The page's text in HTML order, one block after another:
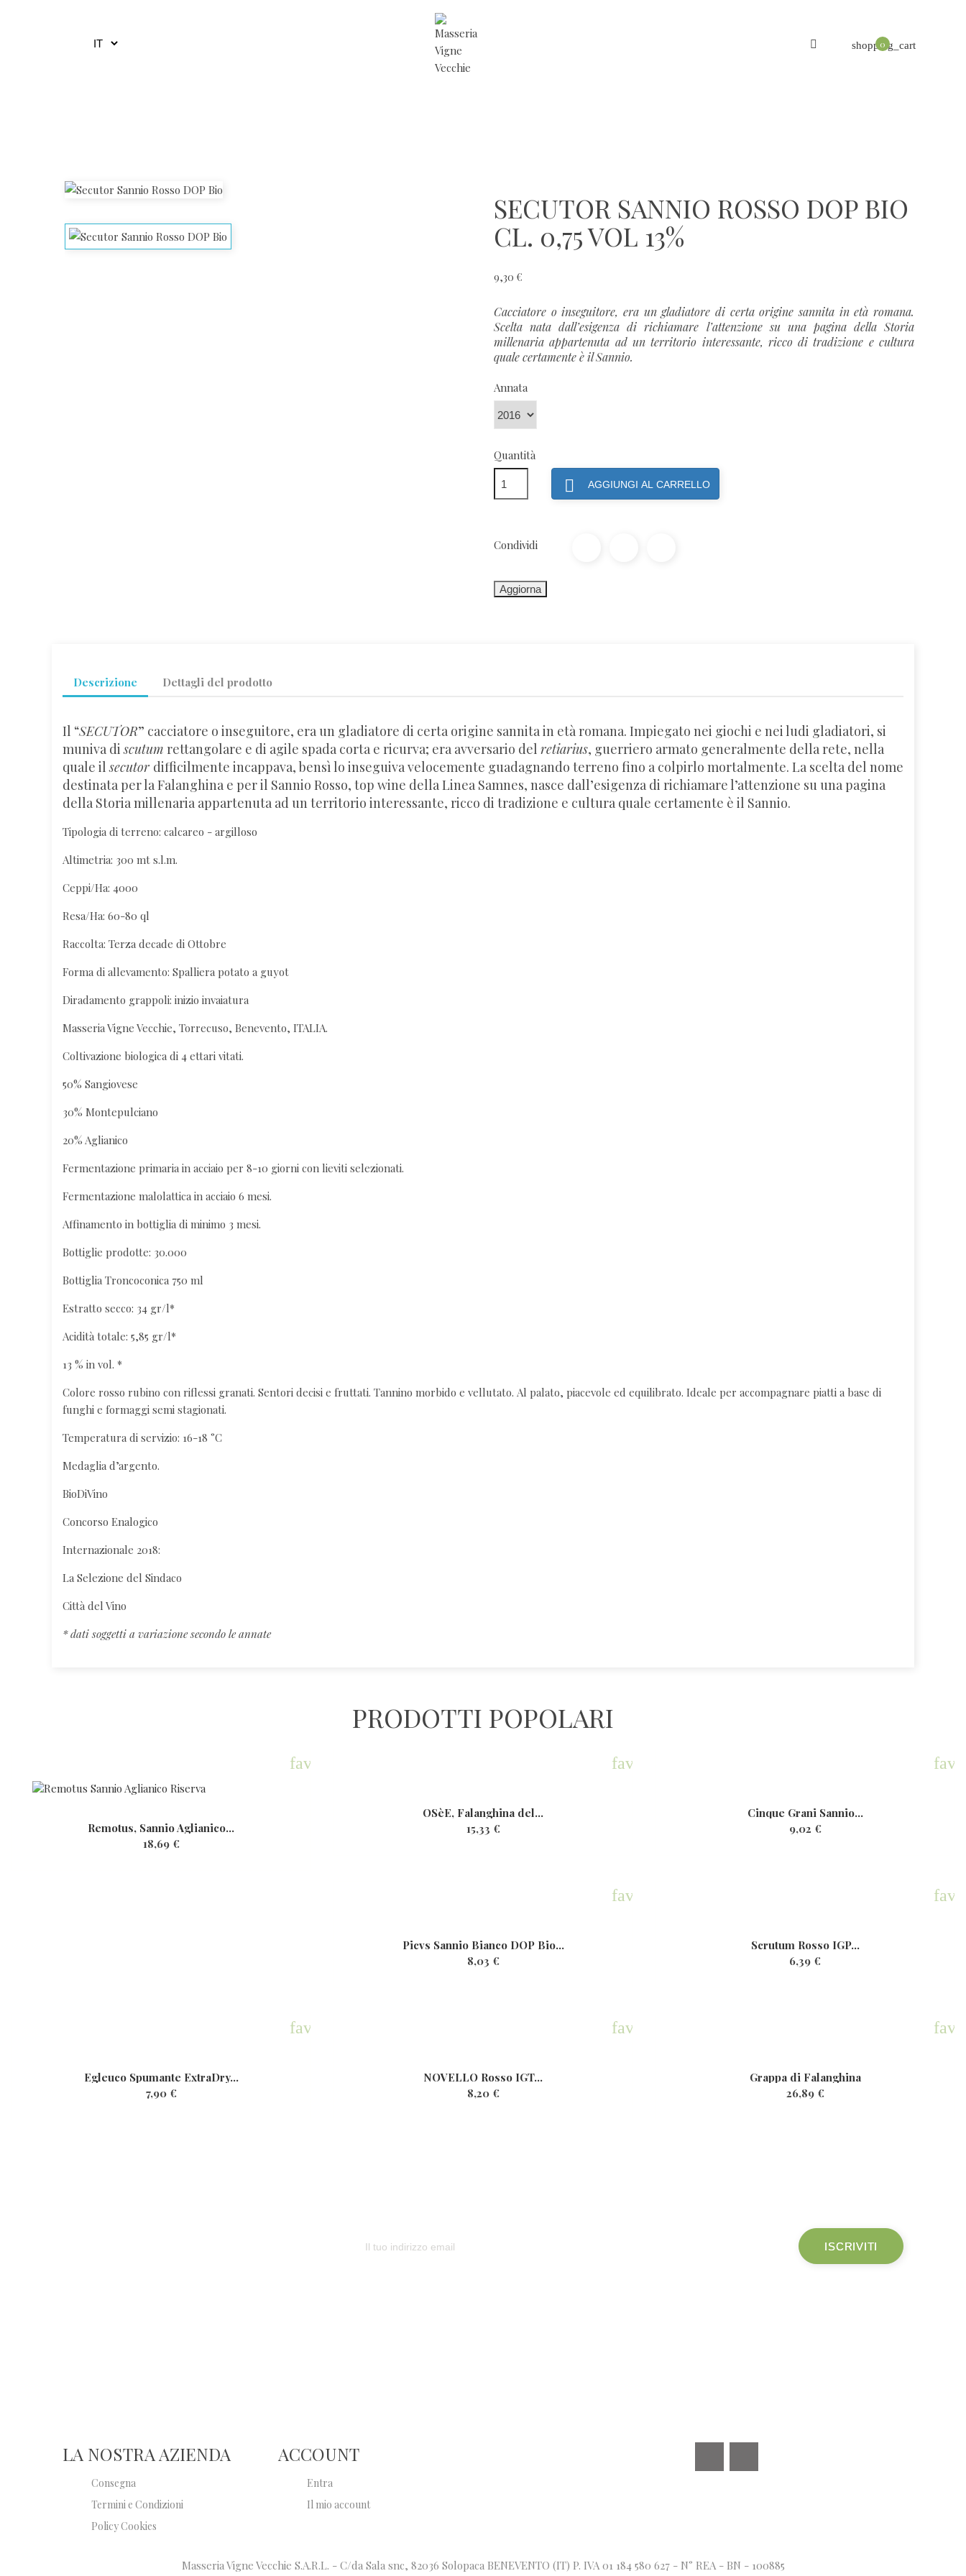
shopping_cart
0
SECUTOR SANNIO ROSSO DOP BIO
CL. 0,75 VOL 13%
9,30 €
Cacciatore o inseguitore, era un gladiatore di certa origine sannita in età romana.
Scelta nata dall’esigenza di richiamare l’attenzione su una pagina della Storia
millenaria appartenuta ad un territorio interessante, ricco di tradizione e cultura
quale certamente è il Sannio.
Annata
Quantità
 AGGIUNGI AL CARRELLO
Condividi
Descrizione Dettagli del prodotto
Il “SECUTOR” cacciatore o inseguitore, era un gladiatore di certa origine sannita in età romana. Impiegato nei giochi e nei ludi gladiatori, si
muniva discutum rettangolare e di agile spada corta e ricurva; era avversario del retiarius, guerriero armato generalmente della rete, nella
quale ilsecutor difficilmente incappava, bensì lo inseguiva velocemente guadagnando terreno fino a colpirlo mortalmente. La scelta del nome
destinata per la Falanghina e per il Sannio Rosso, top wine della Linea Samnes, nasce dall’esigenza di richiamare l’attenzione su una pagina
della Storia millenaria appartenuta ad un territorio interessante, ricco di tradizione e cultura quale certamente è il Sannio.
Tipologia di terreno: calcareo - argilloso
Altimetria: 300 mt s.l.m.
Ceppi/Ha: 4000
Resa/Ha: 60-80 ql
Raccolta: Terza decade di Ottobre
Forma di allevamento: Spalliera potato a guyot
Diradamento grappoli: inizio invaiatura
Masseria Vigne Vecchie, Torrecuso, Benevento, ITALIA.
Coltivazione biologica di 4 ettari vitati.
50% Sangiovese
30% Montepulciano
20% Aglianico
Fermentazione primaria in acciaio per 8-10 giorni con lieviti selezionati.
Fermentazione malolattica in acciaio 6 mesi.
Affinamento in bottiglia di minimo 3 mesi.
Bottiglie prodotte: 30.000
Bottiglia Troncoconica 750 ml
Estratto secco: 34 gr/l*
Acidità totale: 5,85 gr/l*
13 % in vol. *
Colore rosso rubino con riflessi granati. Sentori decisi e fruttati. Tannino morbido e vellutato. Al palato, piacevole ed equilibrato. Ideale per accompagnare piatti a base di
funghi e formaggi semi stagionati.
Temperatura di servizio: 16-18 °C
Medaglia d’argento.
BioDiVino
Concorso Enalogico
Internazionale 2018:
La Selezione del Sindaco
Città del Vino
* dati soggetti a variazione secondo le annate
PRODOTTI POPOLARI
favorite
Remotus, Sannio Aglianico...
18,69 €
favorite
OSèE, Falanghina del...
15,33 €
Cinque Grani Sannio...
9,02 €
favorite
Picvs Sannio Bianco DOP Bio...
8,03 €
Scrutum Rosso IGP...
6,39 €
favorite
Egleuco Spumante ExtraDry...
7,90 €
favorite
NOVELLO Rosso IGT...
8,20 €
Grappa di Falanghina
26,89 €
LA NOSTRA AZIENDA
Consegna
Termini e Condizioni
Policy Cookies
ACCOUNT
Entra
Il mio account
Masseria Vigne Vecchie S.A.R.L. - C/da Sala snc, 82036 Solopaca BENEVENTO (IT) P. IVA 01 184 580 627 - N° REA - BN - 100885